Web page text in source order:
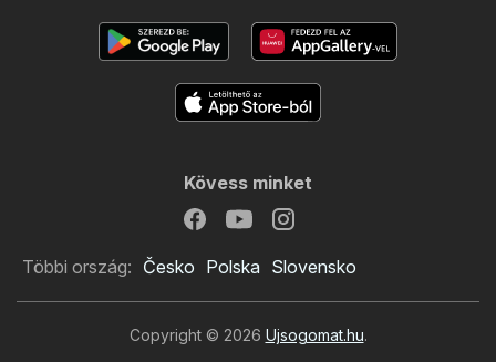
Kövess minket
Többi ország: Česko Polska Slovensko
Copyright © 2026 Ujsogomat.hu.